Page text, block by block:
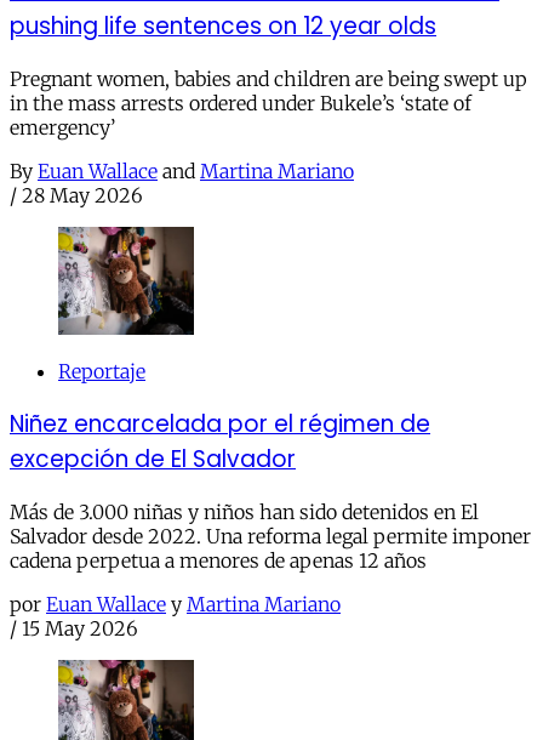
pushing life sentences on 12 year olds
Pregnant women, babies and children are being swept up
in the mass arrests ordered under Bukele’s ‘state of
emergency’
By Euan Wallace and Martina Mariano
/ 28 May 2026
Reportaje
Niñez encarcelada por el régimen de
excepción de El Salvador
Más de 3.000 niñas y niños han sido detenidos en El
Salvador desde 2022. Una reforma legal permite imponer
cadena perpetua a menores de apenas 12 años
por Euan Wallace y Martina Mariano
/ 15 May 2026